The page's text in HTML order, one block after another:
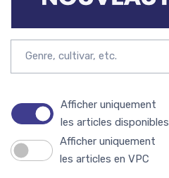
Afficher uniquement
les articles disponibles
Afficher uniquement
les articles en VPC